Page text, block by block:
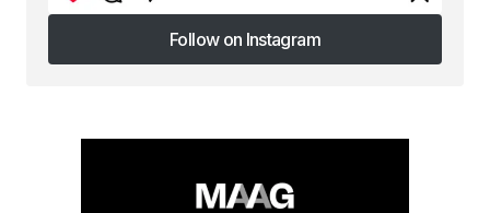
Follow on Instagram
Follow on Instagram